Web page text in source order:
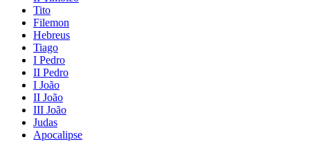
Tito
Filemon
Hebreus
Tiago
I Pedro
II Pedro
I João
II João
III João
Judas
Apocalipse